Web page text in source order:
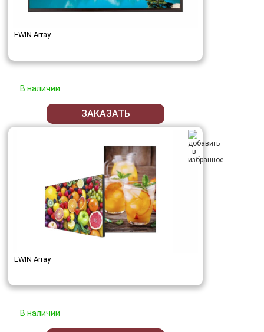
EWIN Array
В наличии
ЗАКАЗАТЬ
EWIN Array
В наличии